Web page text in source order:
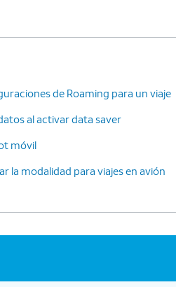
de Roaming para un viaje
al activar data saver
móvil
la modalidad para viajes en avión